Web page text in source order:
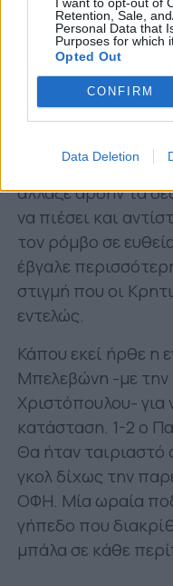
Retention, Sale,
Personal Data that
Purposes for which
Opted Out
CONFIRM
Data Deletion
Το παρθενικό
άλλαξε άρδην τα
να πιέσει και
τον ρόμβο σε
έβγαλε
στιγμή που οι
εντελώς.
Κάπου εκεί ήρθε η
Μπελεβώνη -με την
Χριστόπουλου- για
κατάσταση. 1-2 ο
Θα ήταν ταιριαστό
γκολ δίχως την
ΟΦΗ. Μία ωραία
γήπεδο που
μπάλα σε κάθε